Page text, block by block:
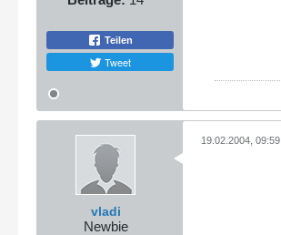
Teilen
Tweet
vladi
Newbie
19.02.2004, 09:59